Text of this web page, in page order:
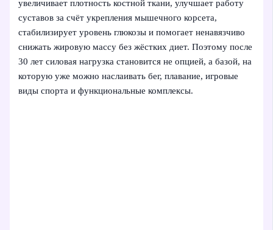
увеличивает плотность костной ткани, улучшает работу
суставов за счёт укрепления мышечного корсета,
стабилизирует уровень глюкозы и помогает ненавязчиво
снижать жировую массу без жёстких диет. Поэтому после
30 лет силовая нагрузка становится не опцией, а базой, на
которую уже можно наслаивать бег, плавание, игровые
виды спорта и функциональные комплексы.